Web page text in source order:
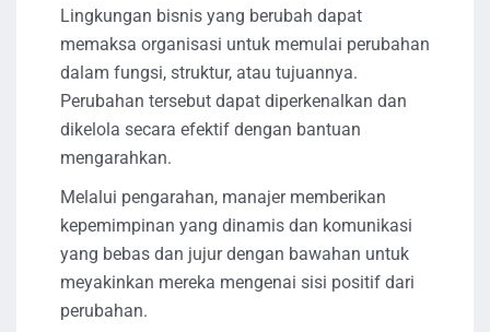
Lingkungan bisnis yang berubah dapat
memaksa organisasi untuk memulai perubahan
dalam fungsi, struktur, atau tujuannya.
Perubahan tersebut dapat diperkenalkan dan
dikelola secara efektif dengan bantuan
mengarahkan.
Melalui pengarahan, manajer memberikan
kepemimpinan yang dinamis dan komunikasi
yang bebas dan jujur ​​dengan bawahan untuk
meyakinkan mereka mengenai sisi positif dari
perubahan.